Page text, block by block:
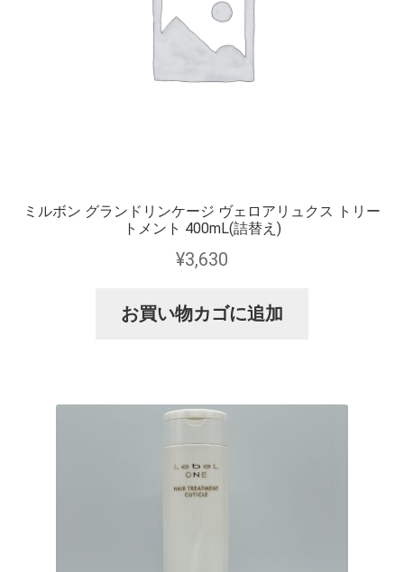
ミルボン グランドリンケージ ヴェロアリュクス トリー
トメント 400mL(詰替え)
¥3,630
お買い物カゴに追加